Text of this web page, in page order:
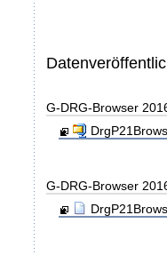
G-DRG-Browser
G-DRG-Browser